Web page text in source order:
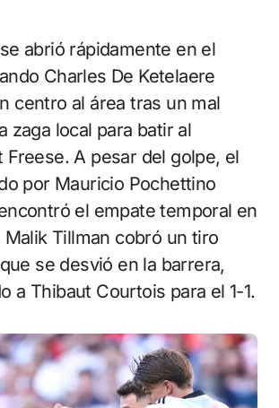
abrió rápidamente en el
Charles De Ketelaere
centro al área tras un mal
zaga local para batir al
Freese. A pesar del golpe, el
por Mauricio Pochettino
el empate temporal en
Malik Tillman cobró un tiro
se desvió en la barrera,
a Thibaut Courtois para el 1-1.